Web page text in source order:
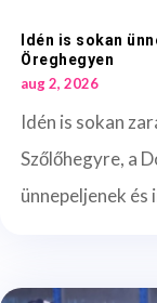
Idén is sokan
Öreghegyen
aug 2, 2026
Idén is sokan
Szőlőhegyre, a
ünnepeljenek és